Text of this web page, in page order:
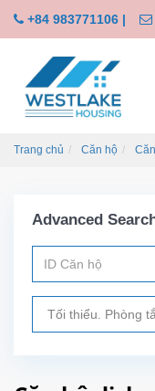
+84 983771106 |
Trang chủ Căn hộ
Advanced